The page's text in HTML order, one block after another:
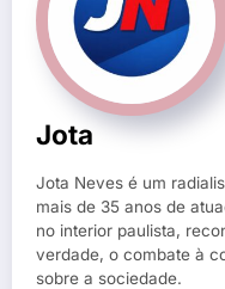
Jota
Jota Neves é um
mais de 35 anos de
no interior paulista,
verdade, o combate à
sobre a sociedade.